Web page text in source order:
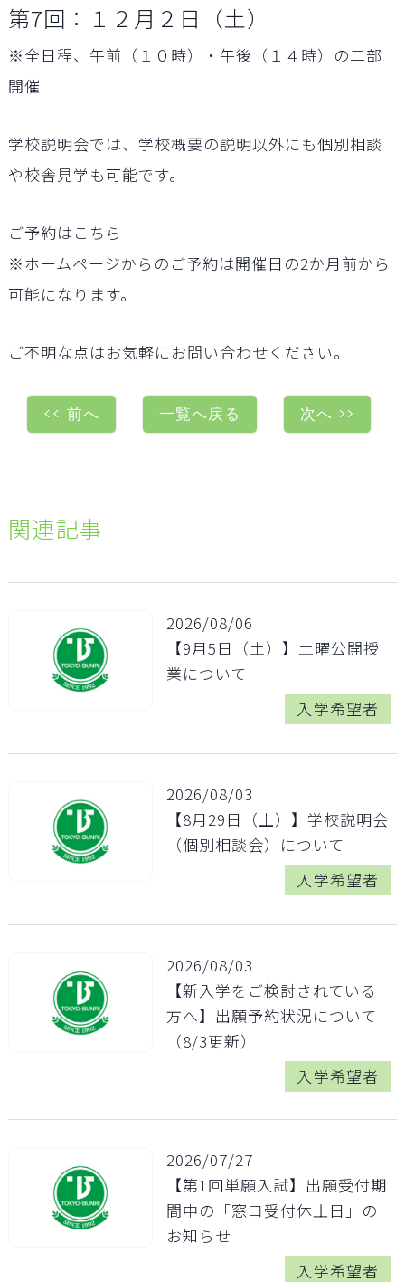
第7回：１２月２日（土）
※全日程、午前（１０時）・午後（１４時）の二部
開催
学校説明会では、学校概要の説明以外にも個別相談
や校舎見学も可能です。
ご予約は こちら
※ホームページからのご予約は開催日の2か月前から
可能になります。
ご不明な点はお気軽にお問い合わせください。
<< 前へ 一覧へ戻る 次へ >>
関連記事
2026/08/06
【9月5日（土）】土曜公開授
業について
入学希望者
2026/08/03
【8月29日（土）】学校説明会
（個別相談会）について
入学希望者
2026/08/03
【新入学をご検討されている
方へ】出願予約状況について
（8/3更新）
入学希望者
2026/07/27
【第1回単願入試】出願受付期
間中の「窓口受付休止日」の
お知らせ
入学希望者